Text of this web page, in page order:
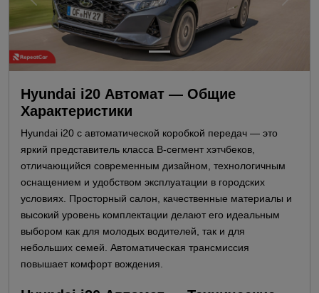
Hyundai i20 Автомат — Общие
Характеристики
Hyundai i20 с автоматической коробкой передач — это
яркий представитель класса B-сегмент хэтчбеков,
отличающийся современным дизайном, технологичным
оснащением и удобством эксплуатации в городских
условиях. Просторный салон, качественные материалы и
высокий уровень комплектации делают его идеальным
выбором как для молодых водителей, так и для
небольших семей. Автоматическая трансмиссия
повышает комфорт вождения.